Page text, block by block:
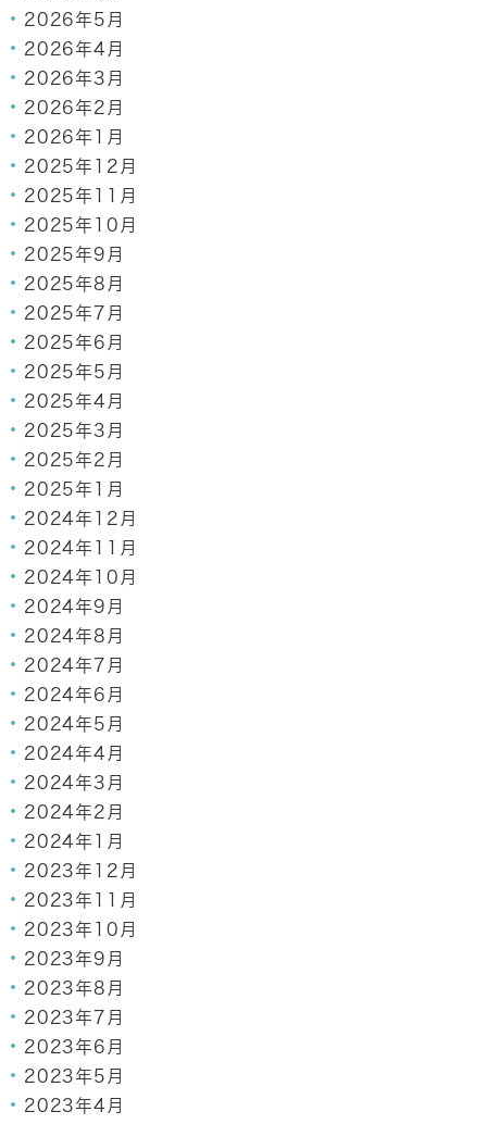
2026年5月
2026年4月
2026年3月
2026年2月
2026年1月
2025年12月
2025年11月
2025年10月
2025年9月
2025年8月
2025年7月
2025年6月
2025年5月
2025年4月
2025年3月
2025年2月
2025年1月
2024年12月
2024年11月
2024年10月
2024年9月
2024年8月
2024年7月
2024年6月
2024年5月
2024年4月
2024年3月
2024年2月
2024年1月
2023年12月
2023年11月
2023年10月
2023年9月
2023年8月
2023年7月
2023年6月
2023年5月
2023年4月